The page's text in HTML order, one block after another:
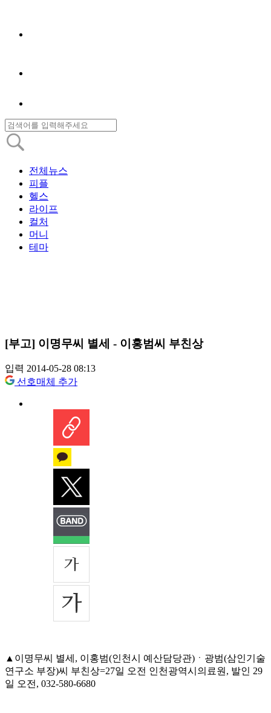
전체뉴스
피플
헬스
라이프
컬처
머니
테마
[부고] 이명무씨 별세 - 이홍범씨 부친상
입력 2014-05-28 08:13
선호매체 추가
▲이명무씨 별세, 이홍범(인천시 예산담당관)ㆍ광범(삼인기술
연구소 부장)씨 부친상=27일 오전 인천광역시의료원, 발인 29
일 오전, 032-580-6680